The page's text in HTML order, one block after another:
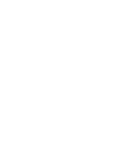
seja no sofá
um lanche